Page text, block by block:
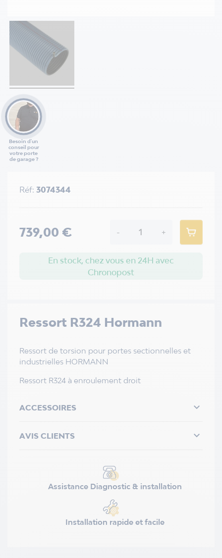
Besoin d'un
conseil pour
votre porte
de garage ?
Ressort R324 Hormann
Ressort de torsion pour portes sectionnelles et
industrielles HORMANN
Ressort R324 à enroulement droit
ACCESSOIRES 
AVIS CLIENTS 
Assistance Diagnostic & installation
Installation rapide et facile
Réf: 3074344
739,00 € - +
En stock, chez vous en 24H avec
Chronopost